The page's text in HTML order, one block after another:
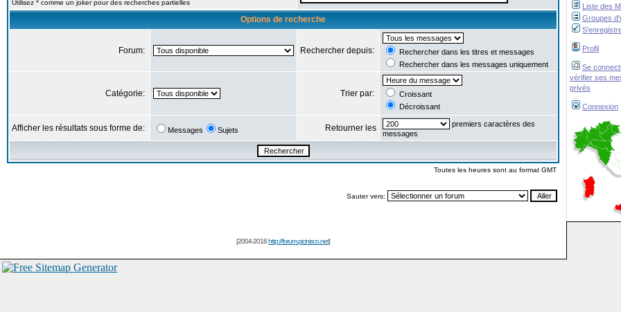
Liste des
Groupes
Profil
Se
vérifier ses
privés
Connexion
Utilisez * comme un joker pour des recherches partielles
Options de recherche
Forum: Rechercher depuis:
Rechercher dans les titres et messages
Rechercher dans les messages uniquement
Catégorie: Trier par:
Croissant
Décroissant
Afficher les résultats sous forme de: Messages Sujets Retourner les
premiers caractères des
messages
Toutes les heures sont au format GMT
Sauter vers:
[2004-2018http://forum.picinisco.net]